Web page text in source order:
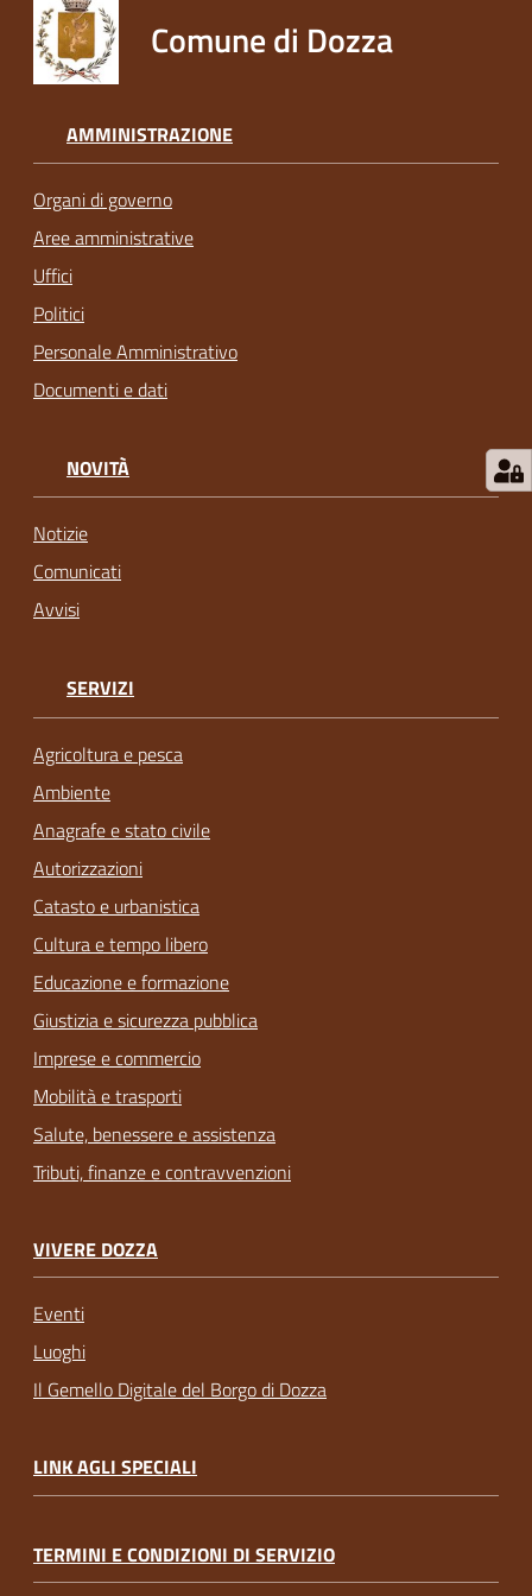
Comune di Dozza
AMMINISTRAZIONE
Organi di governo
Aree amministrative
Uffici
Politici
Personale Amministrativo
Documenti e dati
NOVITÀ
Notizie
Comunicati
Avvisi
SERVIZI
Agricoltura e pesca
Ambiente
Anagrafe e stato civile
Autorizzazioni
Catasto e urbanistica
Cultura e tempo libero
Educazione e formazione
Giustizia e sicurezza pubblica
Imprese e commercio
Mobilità e trasporti
Salute, benessere e assistenza
Tributi, finanze e contravvenzioni
VIVERE DOZZA
Eventi
Luoghi
Il Gemello Digitale del Borgo di Dozza
LINK AGLI SPECIALI
TERMINI E CONDIZIONI DI SERVIZIO